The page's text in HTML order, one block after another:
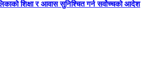
शिक्षा र आवास सुनिश्चित गर्न सर्वोच्चको आदेश